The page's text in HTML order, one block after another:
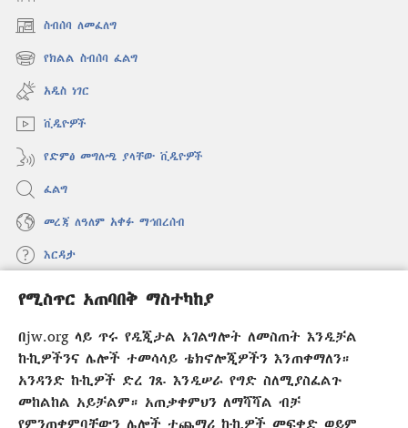
የሚስጥር አጠባበቅ ማስተካከያ
በjw.org ላይ ጥሩ የዲጂታል አገልግሎት ለመስጠት እንዲቻል
ኩኪዎችንና ሌሎች ተመሳሳይ ቴክኖሎጂዎችን እንጠቀማለን።
አንዳንድ ኩኪዎች ድረ ገጹ እንዲሠራ የግድ ስለሚያስፈልጉ
መከልከል አይቻልም። አጠቃቀምህን ለማሻሻል ብቻ
የምንጠቀምባቸውን ሌሎች ተጨማሪ ኩኪዎች መፍቀድ ወይም
ስብሰባ ለመፈለግ
(አዲስ
ዊንዶው
ክፈት)
የክልል ስብሰባ ፈልግ
(አዲስ
ዊንዶው
ክፈት)
አዲስ ነገር
ቪዲዮዎች
የድምፅ መግለጫ ያላቸው ቪዲዮዎች
ፈልግ
መረጃ ለዓለም አቀፉ ማኅበረሰብ
እርዳታ
መዋጮዎች
(አዲስ
ክፈት)
የመጠበቂያ ግንብ የኢንተርኔት ቤተ መጻሕፍት
(አዲስ
ዊንዶው
®
(አዲስ
ዊንዶው